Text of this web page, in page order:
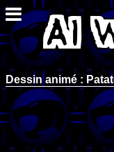
Dessin animé :